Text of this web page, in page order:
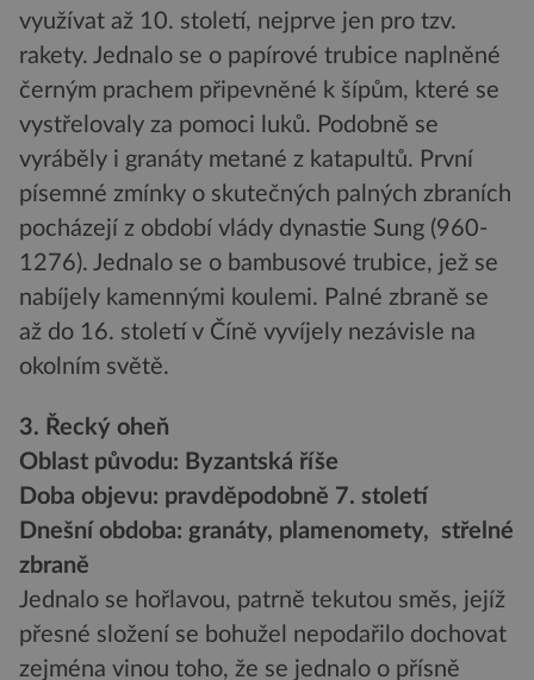
využívat až 10. století, nejprve jen pro tzv.
rakety. Jednalo se o papírové trubice naplněné
černým prachem připevněné k šípům, které se
vystřelovaly za pomoci luků. Podobně se
vyráběly i granáty metané z katapultů. První
písemné zmínky o skutečných palných zbraních
pocházejí z období vlády dynastie Sung (960-
1276). Jednalo se o bambusové trubice, jež se
nabíjely kamennými koulemi. Palné zbraně se
až do 16. století v Číně vyvíjely nezávisle na
okolním světě.
3. Řecký oheň
Oblast původu: Byzantská říše
Doba objevu: pravděpodobně 7. století
Dnešní obdoba: granáty, plamenomety, střelné
zbraně
Jednalo se hořlavou, patrně tekutou směs, jejíž
přesné složení se bohužel nepodařilo dochovat
zejména vinou toho, že se jednalo o přísně